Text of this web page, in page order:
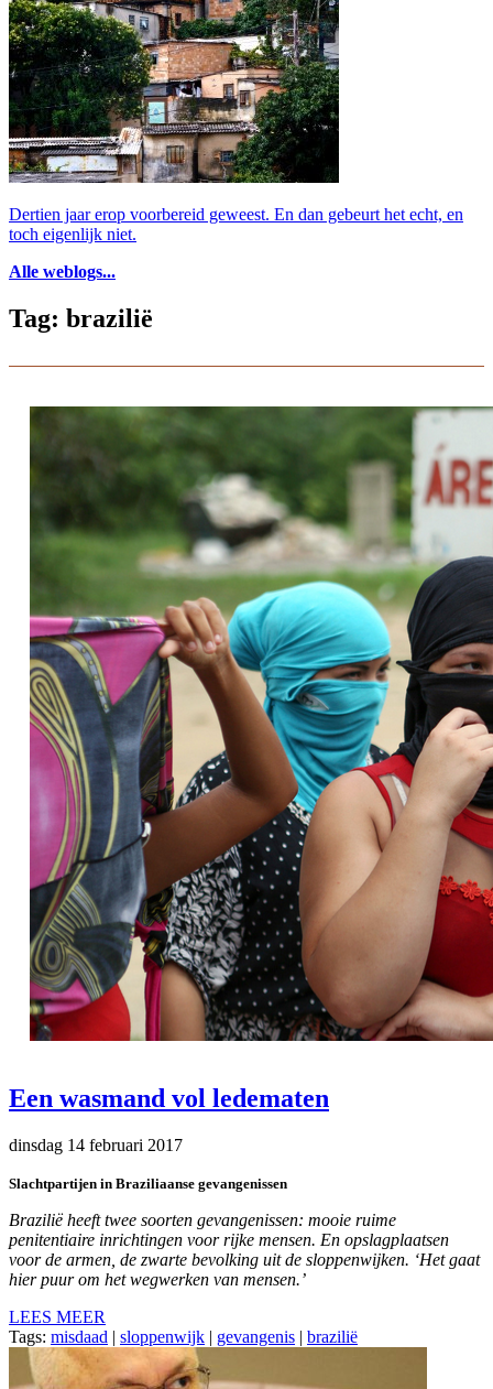
Dertien jaar erop voorbereid geweest. En dan gebeurt het echt, en
toch eigenlijk niet.
Alle weblogs...
Tag: brazilië
Een wasmand vol ledematen
dinsdag 14 februari 2017
Slachtpartijen in Braziliaanse gevangenissen
Brazilië heeft twee soorten gevangenissen: mooie ruime
penitentiaire inrichtingen voor rijke mensen. En opslagplaatsen
voor de armen, de zwarte bevolking uit de sloppenwijken. ‘Het gaat
hier puur om het wegwerken van mensen.’
LEES MEER
Tags: misdaad | sloppenwijk | gevangenis | brazilië